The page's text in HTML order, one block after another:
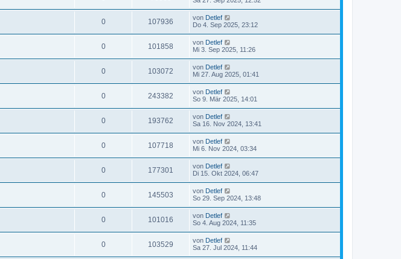
0 107936 von Detlef
Do 4. Sep 2025, 23:12
0 101858 von Detlef
Mi 3. Sep 2025, 11:26
0 103072 von Detlef
Mi 27. Aug 2025, 01:41
0 243382 von Detlef
So 9. Mär 2025, 14:01
0 193762 von Detlef
Sa 16. Nov 2024, 13:41
0 107718 von Detlef
Mi 6. Nov 2024, 03:34
0 177301 von Detlef
Di 15. Okt 2024, 06:47
0 145503 von Detlef
So 29. Sep 2024, 13:48
0 101016 von Detlef
So 4. Aug 2024, 11:35
0 103529 von Detlef
Sa 27. Jul 2024, 11:44